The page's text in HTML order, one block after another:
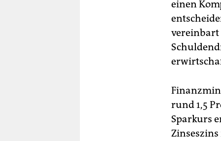
einen
vereinbart
rund 1,5
Sparkurs